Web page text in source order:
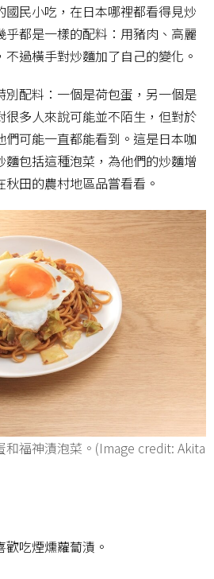
國民小吃，在日本哪裡都看得見炒
都是一樣的配料：用豬肉、高麗
過橫手對炒麵加了自己的變化。
配料：一個是荷包蛋，另一個是
多人來說可能並不陌生，但對於
們可能一直都能看到。這是日本咖
包括這種泡菜，為他們的炒麵增
田的農村地區品嘗看看。
福神漬泡菜。(Image credit: Akita
吃煙燻蘿蔔漬。